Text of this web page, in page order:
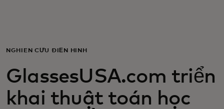
Dành cho doanh nghiệp
Dành cho thế giới
NGHIÊN CỨU ĐIỂN HÌNH
GlassesUSA.com triển
khai thuật toán học